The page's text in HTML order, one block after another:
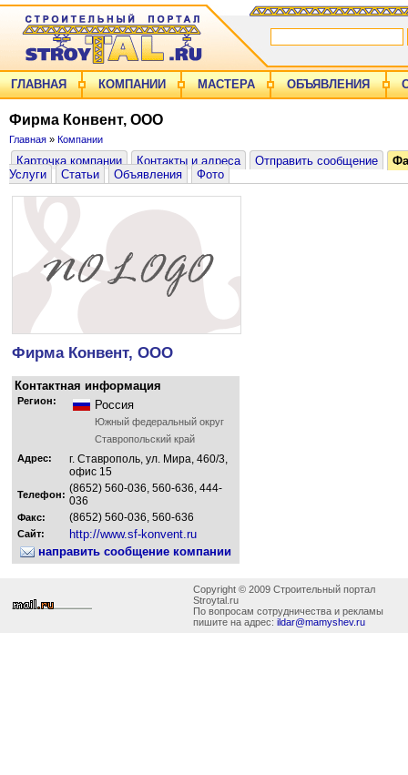
ГЛАВНАЯ КОМПАНИИ МАСТЕРА ОБЪЯВЛЕНИЯ
Фирма Конвент, ООО
Главная » Компании
Карточка компании Контакты и адреса Отправить сообщение
Услуги
Статьи Объявления Фото
Фирма Конвент, ООО
Контактная информация
Регион: Россия
Южный федеральный округ
Ставропольский край
Адрес:
г. Ставрополь, ул. Мира, 460/3,
офис 15
Телефон: (8652) 560-036, 560-636, 444-
036
Факс: (8652) 560-036, 560-636
Сайт:
http://www.sf-konvent.ru
направить сообщение компании
Copyright © 2009 Строительный портал
Stroytal.ru
По вопросам сотрудничества и рекламы
пишите на адрес: ildar@mamyshev.ru